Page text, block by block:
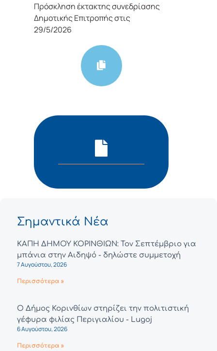
Πρόσκληση έκτακτης συνεδρίασης
Δημοτικής Επιτροπής στις
29/5/2026
Σημαντικά Νέα
ΚΑΠΗ ΔΗΜΟΥ ΚΟΡΙΝΘΙΩΝ: Τον Σεπτέμβριο για
μπάνια στην Αιδηψό - δηλώστε συμμετοχή
7 Αυγούστου, 2026
Περισσότερα »
Ο Δήμος Κορινθίων στηρίζει την πολιτιστική
γέφυρα φιλίας Περιγιαλίου - Lugoj
6 Αυγούστου, 2026
Περισσότερα »